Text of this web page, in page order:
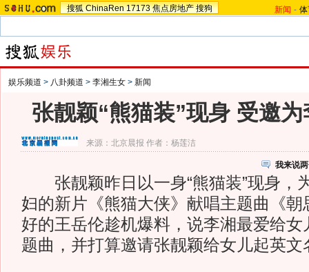
搜狐 ChinaRen 17173 焦点房地产 搜狗 新闻 -
娱乐频道 > 八卦频道 > 李湘生女 > 新闻
张靓颖“熊猫装”现身 受邀
来源： 北京晨报 作者：杨莲洁
我来说
张靓颖昨日以一身“熊猫装”现身，
妇的新片《熊猫大侠》献唱主题曲《朝
好的王岳伦趁机爆料，说李湘最爱给女
题曲，并打算邀请张靓颖给女儿起英文